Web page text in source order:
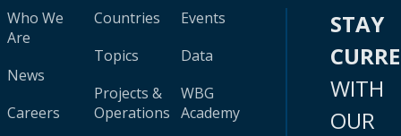
Who We
Are
News
Careers
Countries
Topics
Projects &
Operations
Events
Data
WBG
Academy
STAY
WITH
OUR